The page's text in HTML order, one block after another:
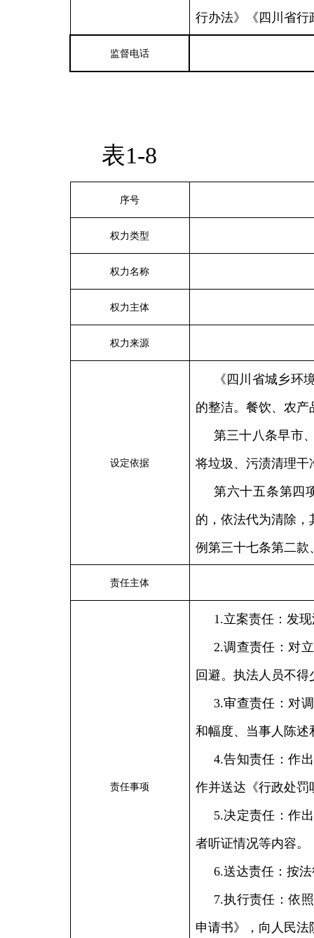
行办法》《四川省行
监督电话
表1-8
序号
权力类型
权力名称
权力主体
权力来源
设定依据
《四川省城乡环
的整洁。餐饮、农
第三十八条早市
将垃圾、污渍清理干
第六十五条第四
的，依法代为清除
例第三十七条第二款
责任主体
责任事项
1.立案责任：发
2.调查责任：对
回避。执法人员不
3.审查责任：对
和幅度、当事人陈述
4.告知责任：作
作并送达《行政处罚
5.决定责任：作
者听证情况等内容。
6.送达责任：按
7.执行责任：依
申请书》，向人民法